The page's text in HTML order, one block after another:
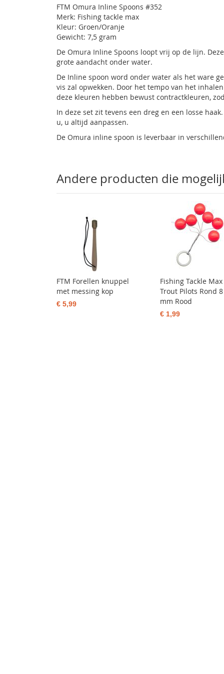
gallerij
FTM Omura Inline Spoons #352
Merk: Fishing tackle max
Kleur: Groen/Oranje
Gewicht: 7,5 gram
De Omura Inline Spoons loopt vrij op de lijn.
grote aandacht onder water.
De Inline spoon word onder water als het ware
vis zal opwekken. Door het tempo van het
deze kleuren hebben bewust contractkleuren,
In deze set zit tevens een dreg en een losse
u, u altijd aanpassen.
De Omura inline spoon is leverbaar in
Andere producten die
FTM Forellen knuppel
met messing kop
€ 5,99
Fishing Tackle Max
Trout Pilots Rond 8
mm Rood
€ 1,99